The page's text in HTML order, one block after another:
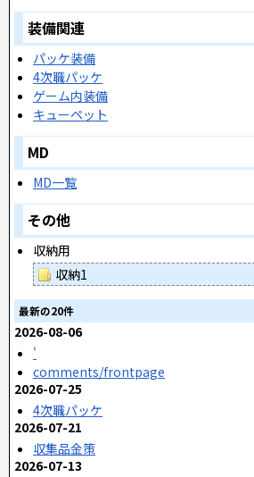
装備関連
パッケ装備
4次職パッケ
ゲーム内装備
キューペット
MD
MD一覧
その他
収納用
収納1
最新の20件
2026-08-06
'
comments/frontpage
2026-07-25
4次職パッケ
2026-07-21
収集品金策
2026-07-13